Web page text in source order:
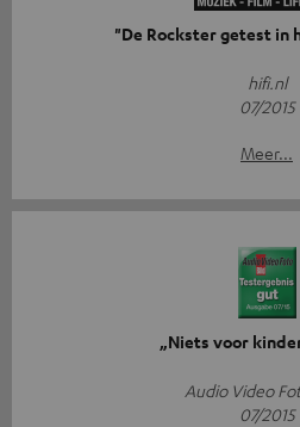
"De Rockster getest in
hifi.nl
07/2015
Meer...
„Niets voor
Audio Video
07/2015